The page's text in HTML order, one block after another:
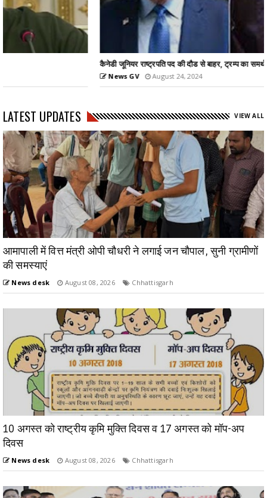
कैनेडी जूनियर राष्ट्रपति पद की दौड से बाहर, ट्रम्प का समर्थन...
August 24, 2024
LATEST UPDATES VIEW ALL
आमापाली में वित्त मंत्री ओपी चौधरी ने लगाई जन चौपाल, सुनी ग्रामीणों
की समस्याएं
News desk August 08, 2026 Chhattisgarh
10 अगस्त को राष्ट्रीय कृमि मुक्ति दिवस व 17 अगस्त को मॉप-अप
दिवस
News desk August 08, 2026 Chhattisgarh